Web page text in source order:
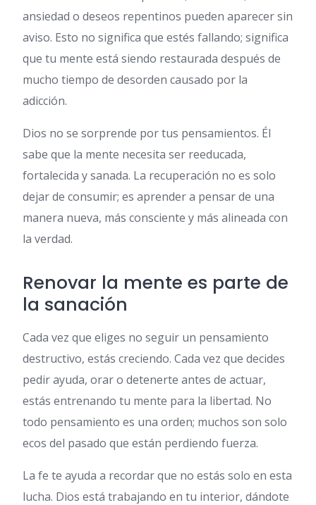
ansiedad o deseos repentinos pueden aparecer sin
aviso. Esto no significa que estés fallando; significa
que tu mente está siendo restaurada después de
mucho tiempo de desorden causado por la
adicción.
Dios no se sorprende por tus pensamientos. Él
sabe que la mente necesita ser reeducada,
fortalecida y sanada. La recuperación no es solo
dejar de consumir; es aprender a pensar de una
manera nueva, más consciente y más alineada con
la verdad.
Renovar la mente es parte de
la sanación
Cada vez que eliges no seguir un pensamiento
destructivo, estás creciendo. Cada vez que decides
pedir ayuda, orar o detenerte antes de actuar,
estás entrenando tu mente para la libertad. No
todo pensamiento es una orden; muchos son solo
ecos del pasado que están perdiendo fuerza.
La fe te ayuda a recordar que no estás solo en esta
lucha. Dios está trabajando en tu interior, dándote